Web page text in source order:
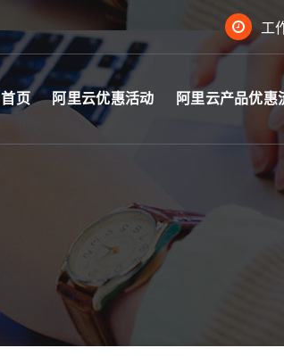
工
首页 阿里云优惠活动 阿里云产品优惠